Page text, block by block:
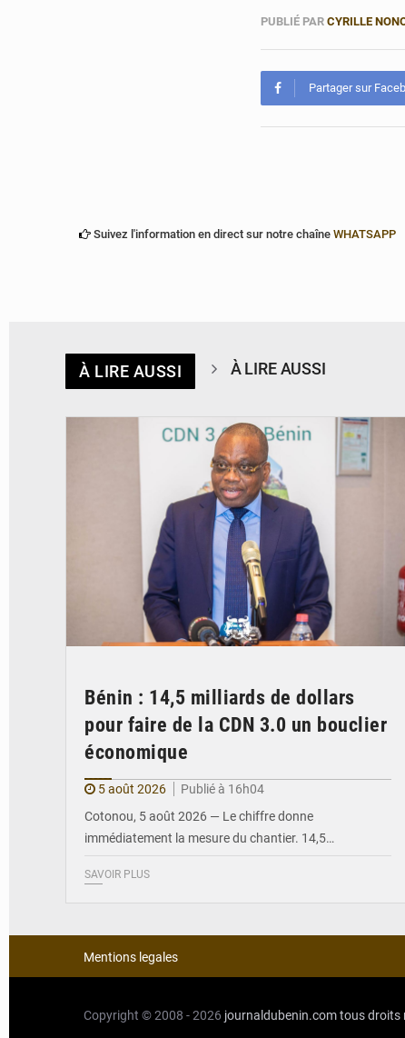
PUBLIÉ PAR CYRILLE
Partager sur
Suivez l'information en direct sur notre chaîne WHATSAPP
À LIRE AUSSI À LIRE AUSSI
© Ministère du Cadre de Vie et des Transports, chargé du Développement
Bénin : 14,5 milliards de dollars
pour faire de la CDN 3.0 un bouclier
économique
5 août 2026
Publié à 16h04
Cotonou, 5 août 2026 — Le chiffre donne
immédiatement la mesure du chantier. 14,5…
SAVOIR PLUS
Mentions legales
Copyright © 2008 - 2026 journaldubenin.comtous droits